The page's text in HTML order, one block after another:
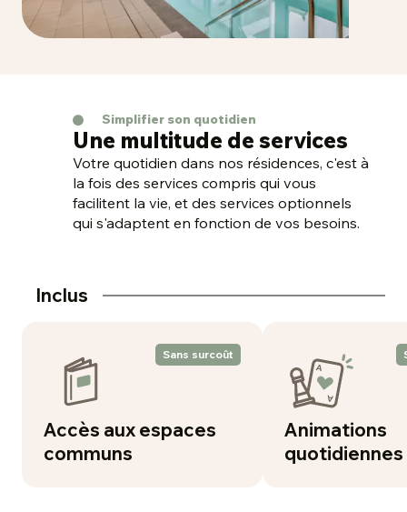
Simplifier son quotidien
Une multitude de services
Votre quotidien dans nos résidences, c'est à
la fois des services compris qui vous
facilitent la vie, et des services optionnels
qui s'adaptent en fonction de vos besoins.
Inclus
Sans surcoût
Accès aux espaces
communs
Animations
quotidiennes